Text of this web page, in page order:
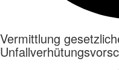
Vermittlung